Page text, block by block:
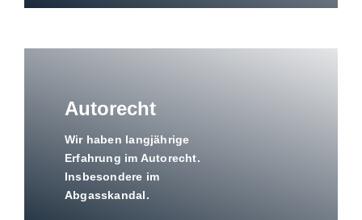
Autorecht
Wir haben langjährige
Erfahrung im Autorecht.
Insbesondere im
Abgasskandal.